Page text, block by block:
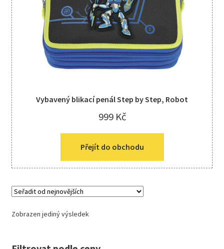
Kreativní tvoření
child
menu
Vybavený blikací penál Step by Step, Robot
999 Kč
Přejít do obchodu
Zobrazen jediný výsledek